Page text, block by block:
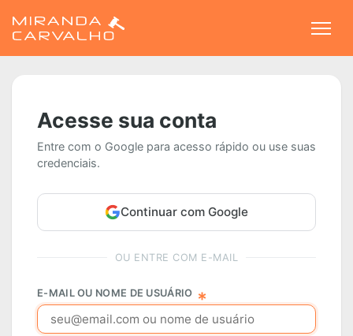
Acesse sua conta
Entre com o Google para acesso rápido ou use suas
credenciais.
Continuar com Google
OU ENTRE COM E-MAIL
E-MAIL OU NOME DE USUÁRIO